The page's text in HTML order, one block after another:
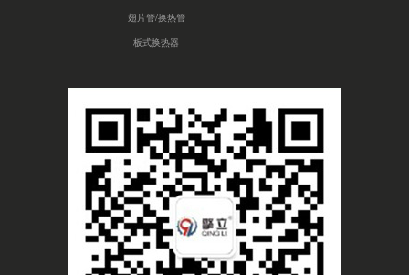
翅片管/换热管
板式换热器